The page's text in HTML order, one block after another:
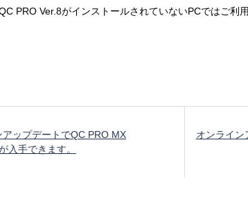
PRO Ver.8がインストールされていないPCではご利
アップデートでQC PRO MX
入手できます。
オンライン